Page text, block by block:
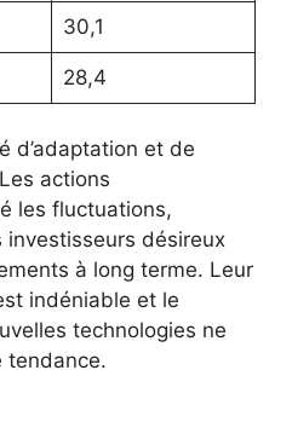
30,1
28,4
d’adaptation et de
actions
les fluctuations,
investisseurs désireux
à long terme. Leur
indéniable et le
technologies ne
tendance.